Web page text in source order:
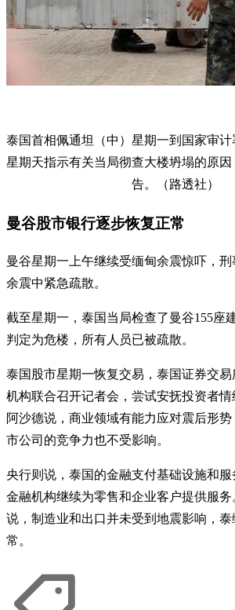
泰国首相佩通坦（中）星期一到国家审
星期天指示有关当局彻查大楼坍塌的原
告。（路透社）
曼谷股市银行逐步恢复正常
曼谷星期一上午继续受缅甸余震惊吓，
余震中紧急疏散。
截至星期一，泰国当局检查了曼谷155座
判定为危楼，所有人员已被疏散。
泰国股市星期一恢复交易，泰国证券交
机构联合召开记者会，尝试安抚投资者
阿沙德说，商业领域有能力应对震后形
市公司的竞争力也不受影响。
央行则说，泰国的金融支付基础设施和
金融机构继续为零售和企业客户提供服
说，制造业和出口并未受到地震影响，
常。